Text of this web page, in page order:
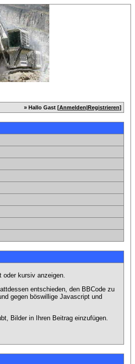
» Hallo Gast [Anmelden|Registrieren]
oder kursiv anzeigen.
entschieden, den BBCode zu
gegen böswillige Javascript und
Bilder in Ihren Beitrag einzufügen.